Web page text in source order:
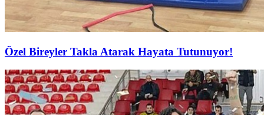
Özel Bireyler Takla Atarak Hayata Tutunuyor!